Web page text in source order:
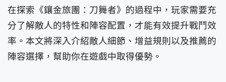
在探索《鑲金旅團：刀舞者》的過程中，玩家需要充
分了解敵人的特性和陣容配置，才能有效提升戰鬥效
率。本文將深入介紹敵人細節、增益規則以及推薦的
陣容選擇，幫助你在遊戲中取得優勢。